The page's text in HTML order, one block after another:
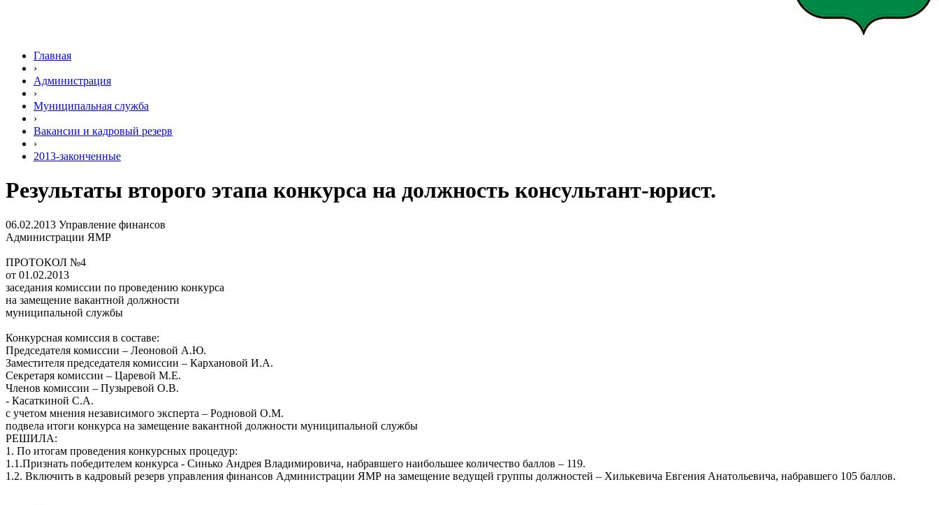
Главная
›
Администрация
›
Муниципальная служба
›
Вакансии и кадровый резерв
›
2013-законченные
Результаты второго этапа конкурса на должность консультант-юрист.
06.02.2013 Управление финансов
Администрации ЯМР
ПРОТОКОЛ №4
от 01.02.2013
заседания комиссии по проведению конкурса
на замещение вакантной должности
муниципальной службы
Конкурсная комиссия в составе:
Председателя комиссии – Леоновой А.Ю.
Заместителя председателя комиссии – Кархановой И.А.
Секретаря комиссии – Царевой М.Е.
Членов комиссии – Пузыревой О.В.
- Касаткиной С.А.
с учетом мнения независимого эксперта – Родновой О.М.
подвела итоги конкурса на замещение вакантной должности муниципальной службы
РЕШИЛА:
1. По итогам проведения конкурсных процедур:
1.1.Признать победителем конкурса - Синько Андрея Владимировича, набравшего наибольшее количество баллов – 119.
1.2. Включить в кадровый резерв управления финансов Администрации ЯМР на замещение ведущей группы должностей – Хилькевича Евгения Анатольевича, набравшего 105 баллов.